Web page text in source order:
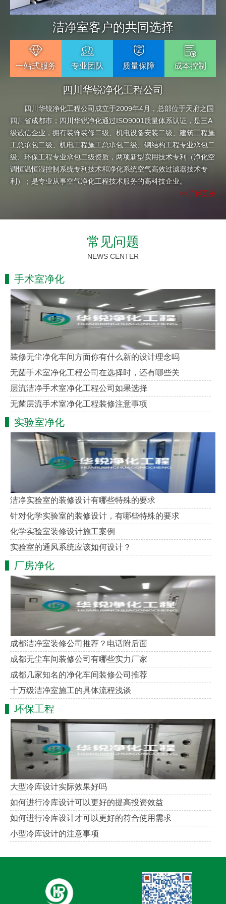
洁净室客户的共同选择
一站式服务 专业团队 质量保障 成本控制
四川华锐净化工程公司
四川华锐净化工程公司成立于2009年4月，总部位于天府之国
四川省成都市；四川华锐净化通过ISO9001质量体系认证，是三A
级诚信企业，拥有装饰装修二级、机电设备安装二级、建筑工程施
工总承包二级、机电工程施工总承包二级、钢结构工程专业承包二
级、环保工程专业承包二级资质，两项新型实用技术专利（净化空
调恒温恒湿控制系统专利技术和净化系统空气高效过滤器技术专
利）；是专业从事空气净化工程技术服务的高科技企业。
>>了解更多
常见问题
NEWS CENTER
手术室净化
装修无尘净化车间方面你有什么新的设计理念吗
无菌手术室净化工程公司在选择时，还有哪些关
层流洁净手术室净化工程公司如果选择
无菌层流手术室净化工程装修注意事项
实验室净化
洁净实验室的装修设计有哪些特殊的要求
针对化学实验室的装修设计，有哪些特殊的要求
化学实验室装修设计施工案例
实验室的通风系统应该如何设计？
厂房净化
成都洁净室装修公司推荐？电话附后面
成都无尘车间装修公司有哪些实力厂家
成都几家知名的净化车间装修公司推荐
十万级洁净室施工的具体流程浅谈
环保工程
大型冷库设计实际效果好吗
如何进行冷库设计可以更好的提高投资效益
如何进行冷库设计才可以更好的符合使用需求
小型冷库设计的注意事项